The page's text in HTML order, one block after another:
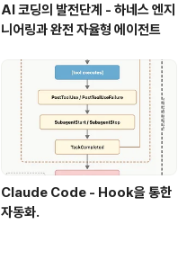
AI 코딩의 발전단계 - 하네스 엔지
니어링과 완전 자율형 에이전트
Claude Code - Hook을 통한
자동화.